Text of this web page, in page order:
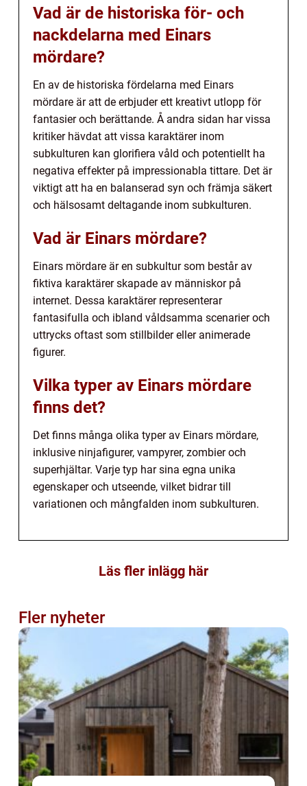
Vad är de historiska för- och
nackdelarna med Einars
mördare?
En av de historiska fördelarna med Einars
mördare är att de erbjuder ett kreativt utlopp för
fantasier och berättande. Å andra sidan har vissa
kritiker hävdat att vissa karaktärer inom
subkulturen kan glorifiera våld och potentiellt ha
negativa effekter på impressionabla tittare. Det är
viktigt att ha en balanserad syn och främja säkert
och hälsosamt deltagande inom subkulturen.
Vad är Einars mördare?
Einars mördare är en subkultur som består av
fiktiva karaktärer skapade av människor på
internet. Dessa karaktärer representerar
fantasifulla och ibland våldsamma scenarier och
uttrycks oftast som stillbilder eller animerade
figurer.
Vilka typer av Einars mördare
finns det?
Det finns många olika typer av Einars mördare,
inklusive ninjafigurer, vampyrer, zombier och
superhjältar. Varje typ har sina egna unika
egenskaper och utseende, vilket bidrar till
variationen och mångfalden inom subkulturen.
Läs fler inlägg här
Fler nyheter